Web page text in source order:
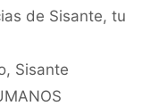
de Sisante, tu
, Sisante